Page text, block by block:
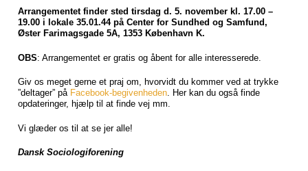
Arrangementet finder sted tirsdag d. 5. november kl. 17.00 –
19.00 i lokale 35.01.44 på Center for Sundhed og Samfund,
Øster Farimagsgade 5A, 1353 København K.
OBS: Arrangementet er gratis og åbent for alle interesserede.
Giv os meget gerne et praj om, hvorvidt du kommer ved at trykke
”deltager” på Facebook-begivenheden. Her kan du også finde
opdateringer, hjælp til at finde vej mm.
Vi glæder os til at se jer alle!
Dansk Sociologiforening